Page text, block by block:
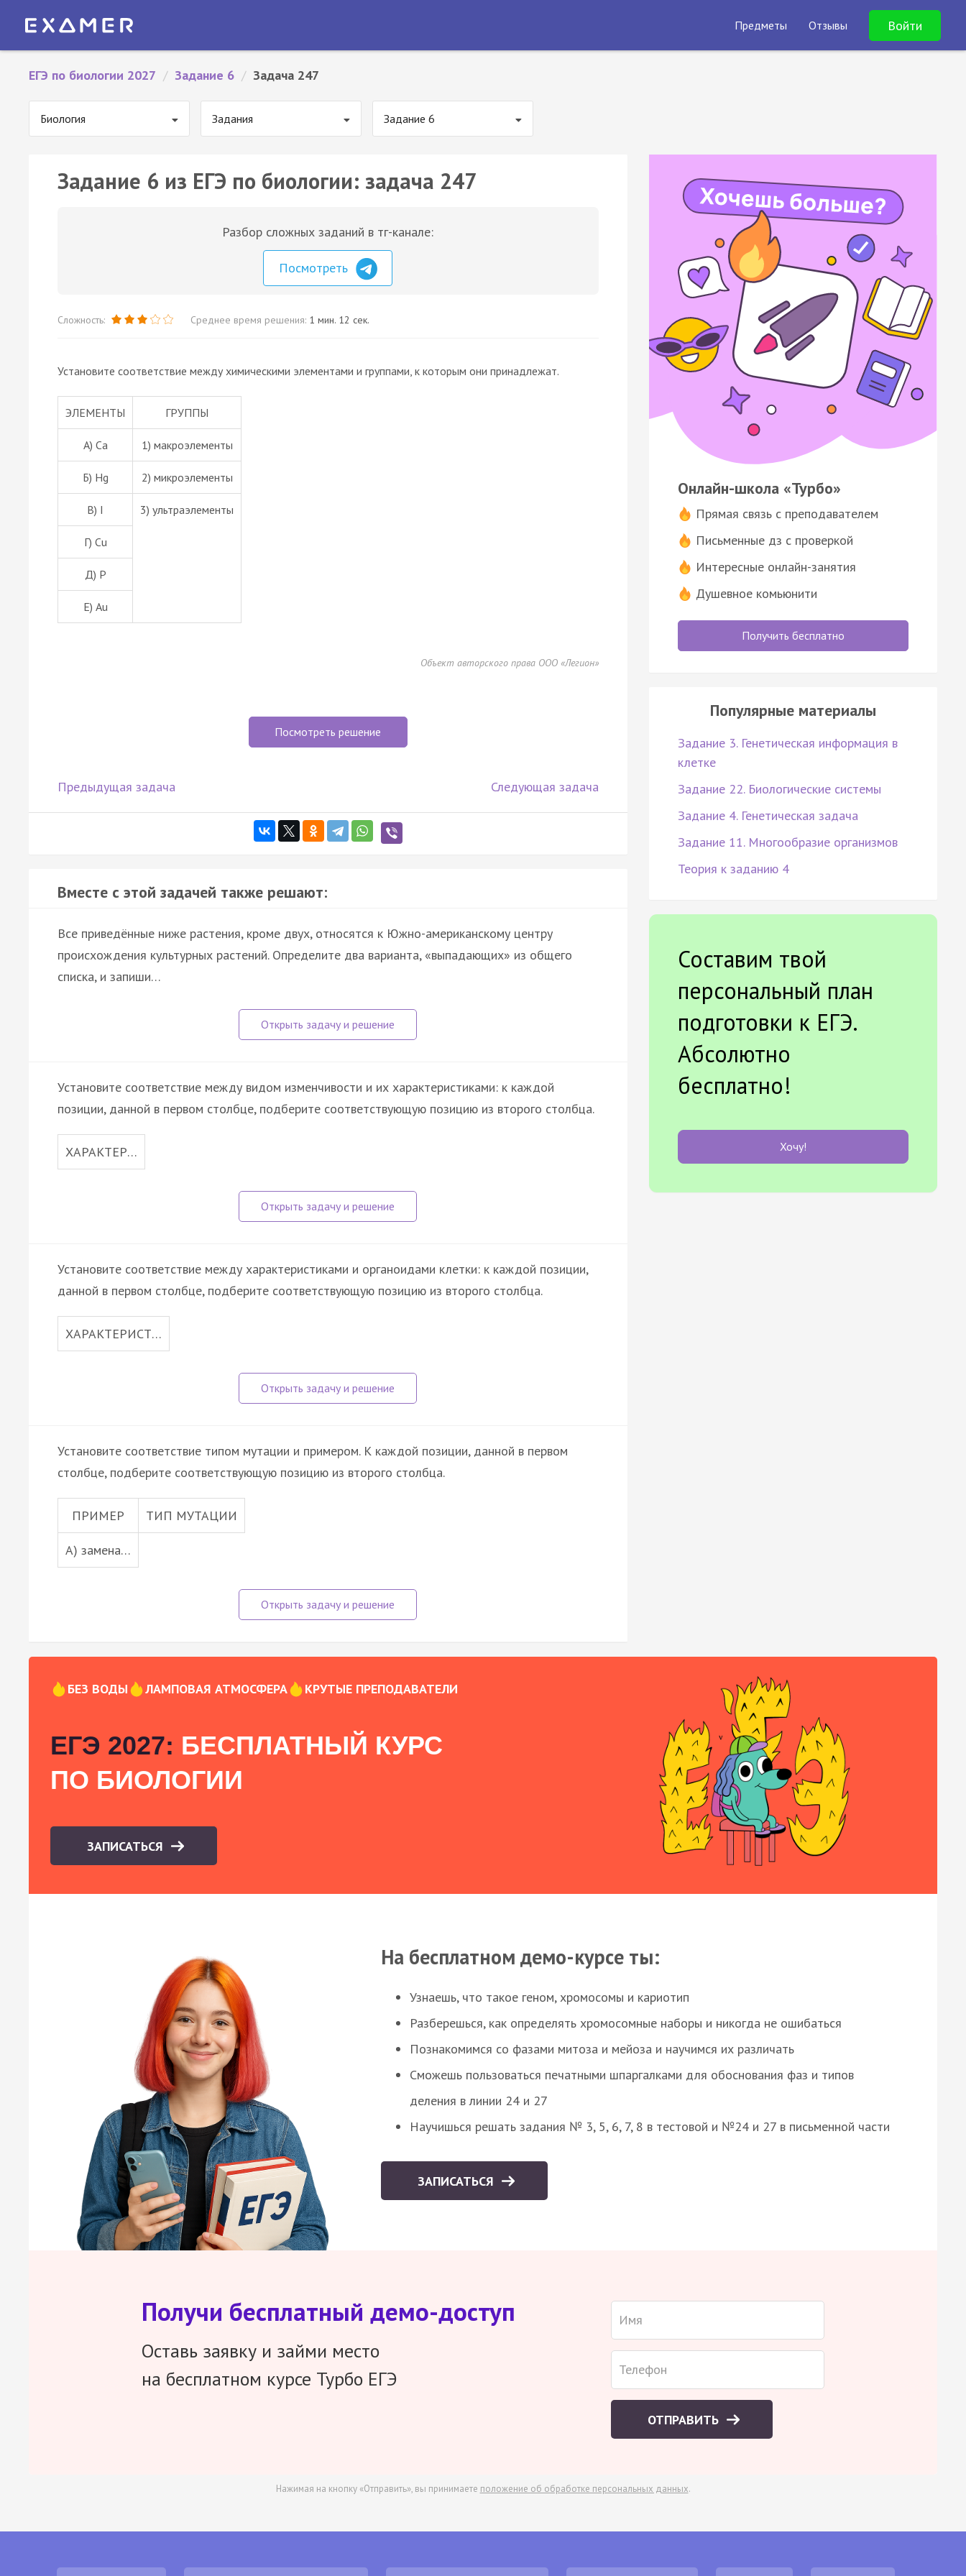
Предметы Отзывы Войти
ЕГЭ по биологии 2027 / Задание 6 / Задача 247
Биология Задания Задание 6
Задание 6 из ЕГЭ по биологии: задача 247
Разбор сложных заданий в тг-канале:
Посмотреть
Сложность: Среднее время решения: 1 мин. 12 сек.
Установите соответствие между химическими элементами и группами, к которым они принадлежат.
ЭЛЕМЕНТЫ ГРУППЫ
А) Ca 1) макроэлементы
Б) Hg 2) микроэлементы
В) I 3) ультраэлементы
Г) Cu
Д) Р
Е) Au
Объект авторского права ООО «Легион»
Посмотреть решение
Предыдущая задача Следующая задача
Вместе с этой задачей также решают:
Все приведённые ниже растения, кроме двух, относятся к Южно-американскому центру
происхождения культурных растений. Определите два варианта, «выпадающих» из общего
списка, и запиши…
Установите соответствие между видом изменчивости и их характеристиками: к каждой
позиции, данной в первом столбце, подберите соответствующую позицию из второго столбца.
ХАРАКТЕР…
Установите соответствие между характеристиками и органоидами клетки: к каждой позиции,
данной в первом столбце, подберите соответствующую позицию из второго столбца.
ХАРАКТЕРИСТ…
Установите соответствие типом мутации и примером. К каждой позиции, данной в первом
столбце, подберите соответствующую позицию из второго столбца.
ПРИМЕР ТИП МУТАЦИИ
А) замена…
Онлайн-школа «Турбо»
Прямая связь с преподавателем
Письменные дз с проверкой
Интересные онлайн-занятия
Душевное комьюнити
Получить бесплатно
Популярные материалы
Задание 3. Генетическая информация в
клетке
Задание 22. Биологические системы
Задание 4. Генетическая задача
Задание 11. Многообразие организмов
Теория к заданию 4
Составим твой
персональный план
подготовки к ЕГЭ.
Абсолютно
бесплатно!
Хочу!
БЕЗ ВОДЫ ЛАМПОВАЯ АТМОСФЕРА КРУТЫЕ ПРЕПОДАВАТЕЛИ
ЕГЭ 2027: БЕСПЛАТНЫЙ КУРС
ПО БИОЛОГИИ
ЗАПИСАТЬСЯ
На бесплатном демо-курсе ты:
Узнаешь, что такое геном, хромосомы и кариотип
Разберешься, как определять хромосомные наборы и никогда не ошибаться
Познакомимся со фазами митоза и мейоза и научимся их различать
Сможешь пользоваться печатными шпаргалками для обоснования фаз и типов
деления в линии 24 и 27
Научишься решать задания № 3, 5, 6, 7, 8 в тестовой и №24 и 27 в письменной части
ЗАПИСАТЬСЯ
Получи бесплатный демо-доступ
Оставь заявку и займи место
на бесплатном курсе Турбо ЕГЭ
ОТПРАВИТЬ
Нажимая на кнопку «Отправить», вы принимаете положение об обработке персональных данных.